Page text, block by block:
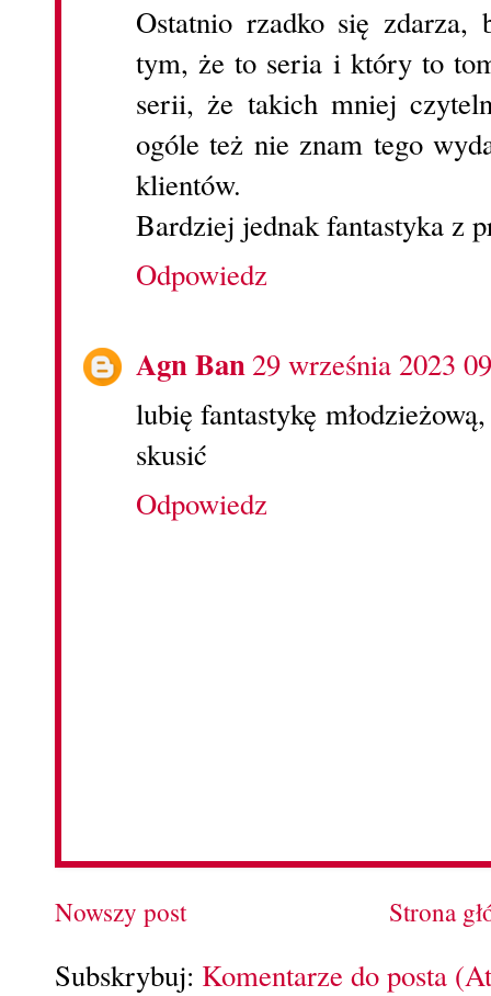
Ostatnio rzadko się zdarza,
tym, że to seria i który to
serii, że takich mniej
ogóle też nie znam tego
klientów.
Bardziej jednak fantastyka z
Odpowiedz
Agn Ban29 września 2023
lubię fantastykę
skusić
Odpowiedz
Nowszy post Strona
Subskrybuj: Komentarze do posta